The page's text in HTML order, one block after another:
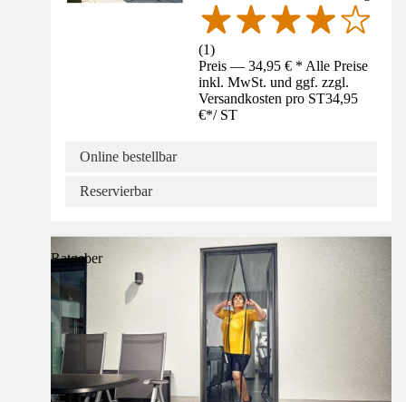
(1)
Preis — 34,95 € * Alle Preise
inkl. MwSt. und ggf. zzgl.
Versandkosten pro ST34,95
€*/ ST
Online bestellbar
Reservierbar
Ratgeber